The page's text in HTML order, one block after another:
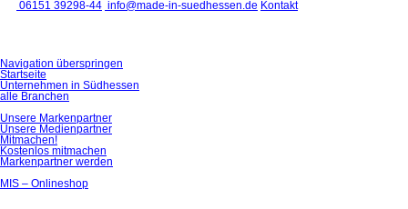
06151 39298-44 info@made-in-suedhessen.de Kontakt
Navigation überspringen
Startseite
Unternehmen in Südhessen
alle Branchen
Unsere Markenpartner
Unsere Medienpartner
Mitmachen!
Kostenlos mitmachen
Markenpartner werden
MIS – Onlineshop